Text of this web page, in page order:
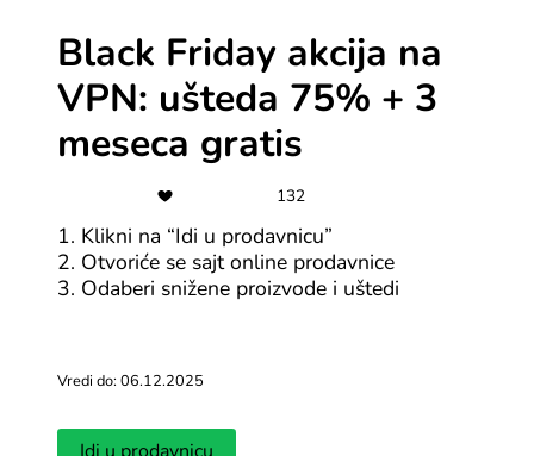
Česta pitanja za TurboVPN
TurboVPN je VPN servis koji ti pomaže da bezbedno i
internet vezu kako bi zaštitio tvoje podatke i
Black Friday akcija na
VPN: ušteda 75% + 3
meseca gratis
132
1. Klikni na “Idi u prodavnicu”
2. Otvoriće se sajt online prodavnice
3. Odaberi snižene proizvode i uštedi
Vredi do: 06.12.2025